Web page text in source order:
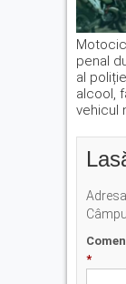
penal
al
alcool,
vehicul
*